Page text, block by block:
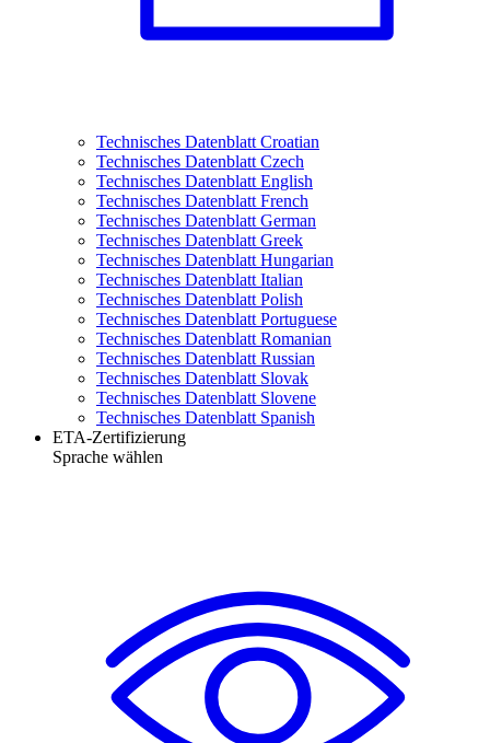
Technisches Datenblatt Croatian
Technisches Datenblatt Czech
Technisches Datenblatt English
Technisches Datenblatt French
Technisches Datenblatt German
Technisches Datenblatt Greek
Technisches Datenblatt Hungarian
Technisches Datenblatt Italian
Technisches Datenblatt Polish
Technisches Datenblatt Portuguese
Technisches Datenblatt Romanian
Technisches Datenblatt Russian
Technisches Datenblatt Slovak
Technisches Datenblatt Slovene
Technisches Datenblatt Spanish
ETA-Zertifizierung
Sprache wählen